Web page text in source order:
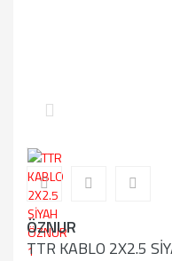
ÖZNUR
TTR KABLO 2X2.5